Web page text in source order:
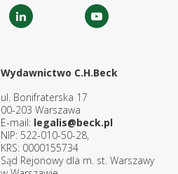
Wydawnictwo C.H.Beck
ul. Bonifraterska 17
00-203 Warszawa
E-mail: legalis@beck.pl
NIP: 522-010-50-28,
KRS: 0000155734
Sąd Rejonowy dla m. st. Warszawy